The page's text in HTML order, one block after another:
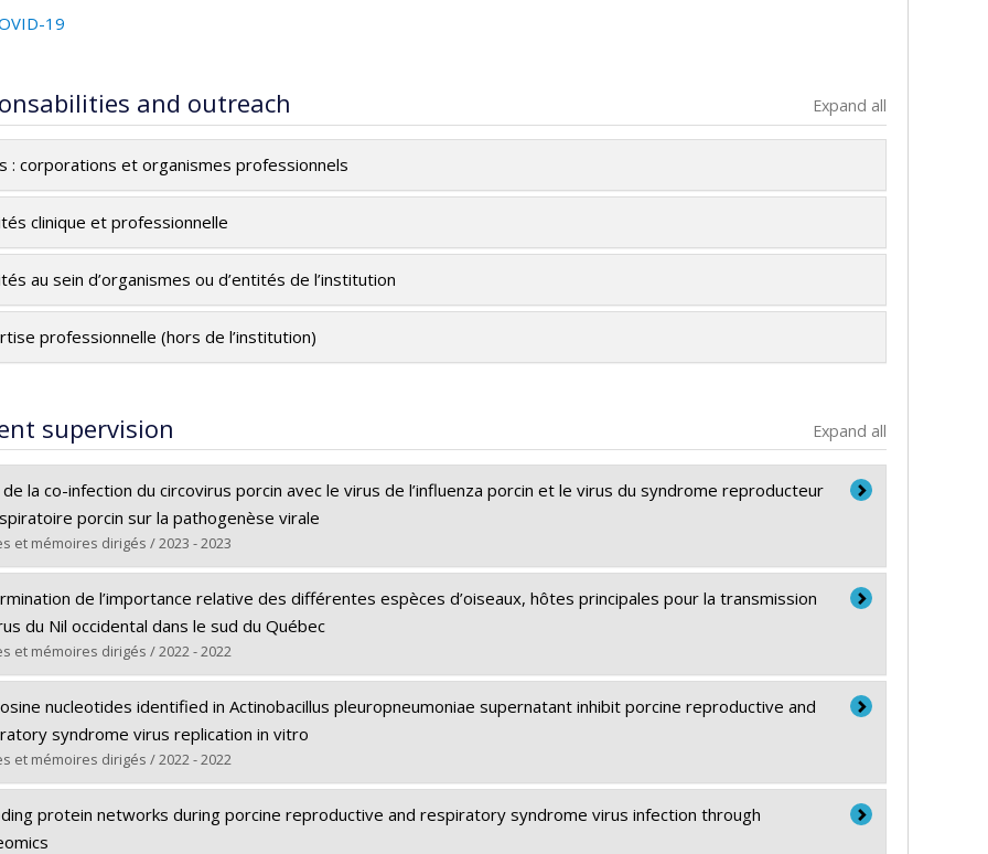
19
and outreach Expand all
: corporations et organismes professionnels
clinique et professionnelle
au sein d’organismes ou d’entités de l’institution
professionnelle (hors de l’institution)
supervision Expand all
la co-infection du circovirus porcin avec le virus de l’influenza porcin et le virus du syndrome reproducteur
porcin sur la pathogenèse virale
et mémoires dirigés / 2023 - 2023
:Burgher Pulgaron, Yaima
:Doctoral
:Ph. D.
le document dans Papyrus
de l’importance relative des différentes espèces d’oiseaux, hôtes principales pour la transmission
du Nil occidental dans le sud du Québec
et mémoires dirigés / 2022 - 2022
:Taieb, Ludivine
:Master's
:M. Sc.
le document dans Papyrus
nucleotides identified in Actinobacillus pleuropneumoniae supernatant inhibit porcine reproductive and
syndrome virus replication in vitro
et mémoires dirigés / 2022 - 2022
:Salmin, Abdulrahman Fuad
:Master's
protein networks during porcine reproductive and respiratory syndrome virus infection through